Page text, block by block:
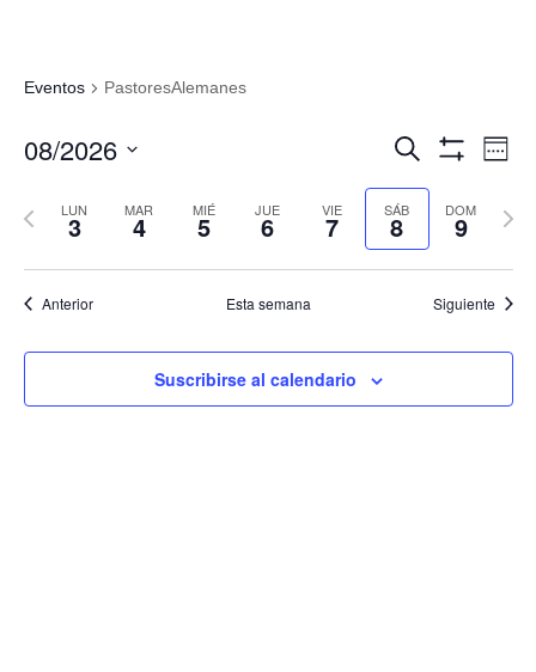
Eventos PastoresAlemanes
búsqueda
y
vistas
Buscar
de
de
08/2026
fecha.LUN
3 MAR
4 MIÉ
5 JUE
6 VIE
7 SÁB
8 DOM
9
Semana
anterior
Anterior Esta semana Siguiente
Suscribirse al calendario